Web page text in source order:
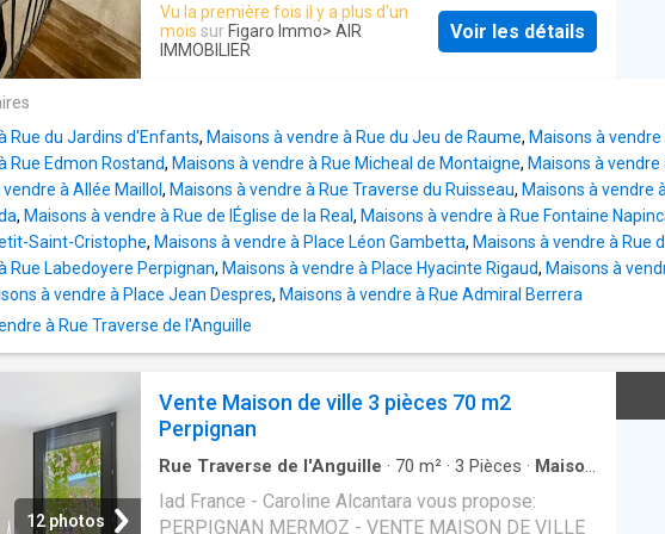
Vu la première fois il y a plus d'un
mois sur Figaro Immo> AIR
IMMOBILIER
Voir les détails
Rue du Jardins d'Enfants, Maisons à vendre à Rue du Jeu de Raume, Maisons à
Rue Edmon Rostand, Maisons à vendre à Rue Micheal de Montaigne, Maisons à vendre
à Allée Maillol , Maisons à vendre à Rue Traverse du Ruisseau, Maisons à vendre
, Maisons à vendre à Rue de lÉglise de la Real , Maisons à vendre à Rue Fontaine
Saint-Cristophe, Maisons à vendre à Place Léon Gambetta, Maisons à vendre à Rue
Rue Labedoyere Perpignan, Maisons à vendre à Place Hyacinte Rigaud, Maisons à
à vendre à Place Jean Despres, Maisons à vendre à Rue Admiral Berrera
à Rue Traverse de l'Anguille
12 photos
Vente Maison de ville 3 pièces 70 m2
Perpignan
Rue Traverse de l'Anguille · 70 m² · 3 Pièces · Maison
Iad France - Caroline Alcantara vous propose:
PERPIGNAN MERMOZ - VENTE MAISON DE VILLE